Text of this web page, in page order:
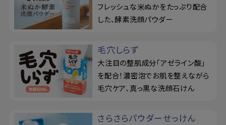
フレッシュな米ぬかをたっぷり配合
した、酵素洗顔パウダー
毛穴しらず
大注目の整肌成分「アゼライン酸」
を配合！濃密泡でお肌を整えながら
毛穴ケア、真っ黒な洗顔石けん
さらさらパウダーせっけん